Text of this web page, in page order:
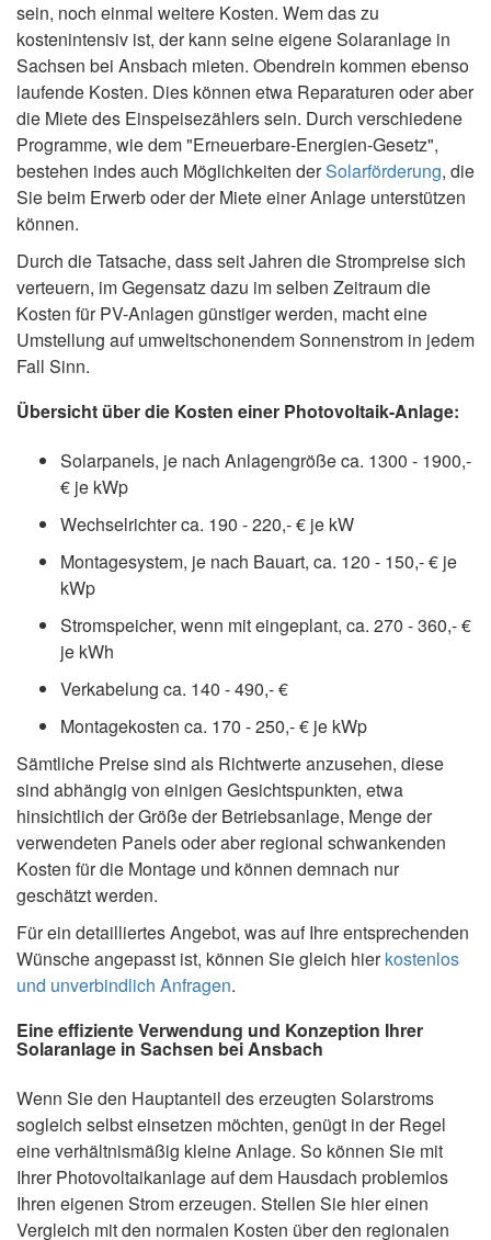
sein, noch einmal weitere Kosten. Wem das zu
kostenintensiv ist, der kann seine eigene Solaranlage in
Sachsen bei Ansbach mieten. Obendrein kommen ebenso
laufende Kosten. Dies können etwa Reparaturen oder aber
die Miete des Einspeisezählers sein. Durch verschiedene
Programme, wie dem "Erneuerbare-Energien-Gesetz",
bestehen indes auch Möglichkeiten derSolarförderung, die
Sie beim Erwerb oder der Miete einer Anlage unterstützen
können.
Durch die Tatsache, dass seit Jahren die Strompreise sich
verteuern, im Gegensatz dazu im selben Zeitraum die
Kosten für PV-Anlagen günstiger werden, macht eine
Umstellung auf umweltschonendem Sonnenstrom in jedem
Fall Sinn.
Übersicht über die Kosten einer Photovoltaik-Anlage:
Solarpanels, je nach Anlagengröße ca. 1300 - 1900,-
€ je kWp
Wechselrichter ca. 190 - 220,- € je kW
Montagesystem, je nach Bauart, ca. 120 - 150,- € je
kWp
Stromspeicher, wenn mit eingeplant, ca. 270 - 360,- €
je kWh
Verkabelung ca. 140 - 490,- €
Montagekosten ca. 170 - 250,- € je kWp
Sämtliche Preise sind als Richtwerte anzusehen, diese
sind abhängig von einigen Gesichtspunkten, etwa
hinsichtlich der Größe der Betriebsanlage, Menge der
verwendeten Panels oder aber regional schwankenden
Kosten für die Montage und können demnach nur
geschätzt werden.
Für ein detailliertes Angebot, was auf Ihre entsprechenden
Wünsche angepasst ist, können Sie gleich hierkostenlos
und unverbindlich Anfragen.
Eine effiziente Verwendung und Konzeption Ihrer
Solaranlage in Sachsen bei Ansbach
Wenn Sie den Hauptanteil des erzeugten Solarstroms
sogleich selbst einsetzen möchten, genügt in der Regel
eine verhältnismäßig kleine Anlage. So können Sie mit
Ihrer Photovoltaikanlage auf dem Hausdach problemlos
Ihren eigenen Strom erzeugen. Stellen Sie hier einen
Vergleich mit den normalen Kosten über den regionalen